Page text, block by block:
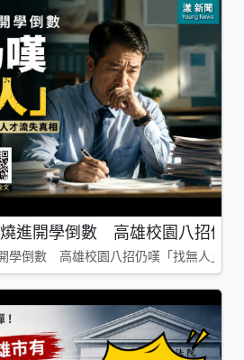
進開學倒數 高雄校園八招仍
學倒數 高雄校園八招仍嘆「找無人」